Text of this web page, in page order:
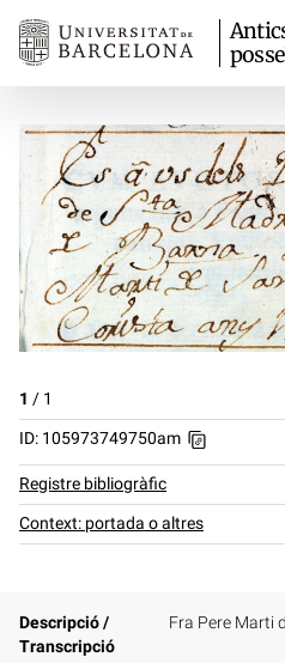
1 / 1
ID: 105973749750am
Registre bibliogràfic
Context: portada o altres
Descripció /
Transcripció
Fra Pere Marti